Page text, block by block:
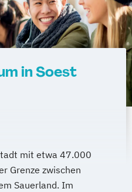
in Soest
mit etwa 47.000
Grenze zwischen
Sauerland. Im